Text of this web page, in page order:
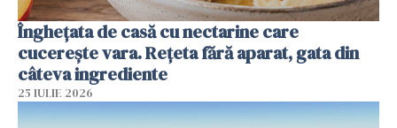
Înghețata de casă cu nectarine care
cucerește vara. Rețeta fără aparat, gata din
câteva ingrediente
25 IULIE 2026